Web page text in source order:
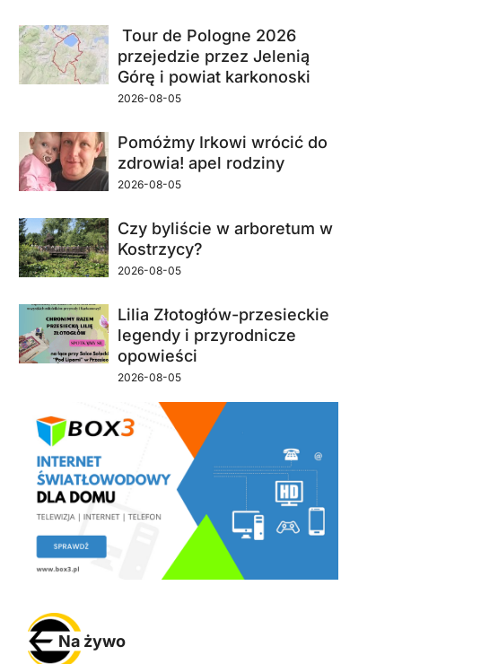
Tour de Pologne 2026
przejedzie przez Jelenią
Górę i powiat karkonoski
2026-08-05
Pomóżmy Irkowi wrócić do
zdrowia! apel rodziny
2026-08-05
Czy byliście w arboretum w
Kostrzycy?
2026-08-05
Lilia Złotogłów-przesieckie
legendy i przyrodnicze
opowieści
2026-08-05
Na żywo